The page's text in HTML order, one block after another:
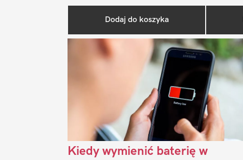
Dodaj do koszyka
Kiedy wymienić baterię w